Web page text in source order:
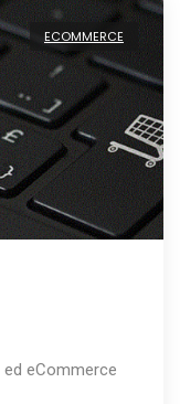
ECOMMERCE
eCommerce